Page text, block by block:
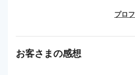
プロ
お客さまの感想